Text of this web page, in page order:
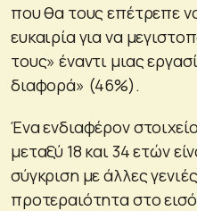
που θα τους επέτρεπε
ευκαιρία για να
τους» έναντι μιας
διαφορά» (46%).
Ένα ενδιαφέρον
μεταξύ 18 και 34 ετών
σύγκριση με άλλες
προτεραιότητα στο